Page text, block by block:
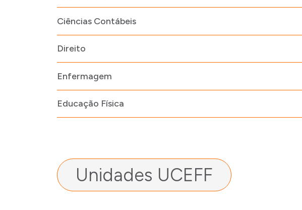
Ciências Contábeis
Direito
Enfermagem
Educação Física
Unidades UCEFF